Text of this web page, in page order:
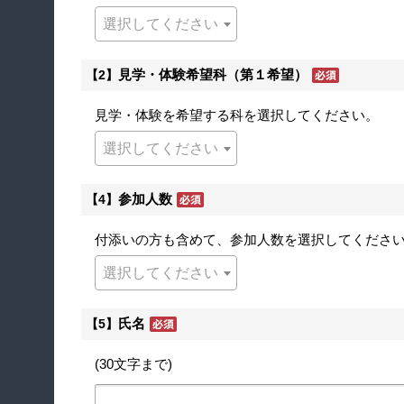
選択してください
【2】 見学・体験希望科（第１希望）
見学・体験を希望する科を選択してください。
選択してください
【4】 参加人数
付添いの方も含めて、参加人数を選択してくださ
選択してください
【5】 氏名
(30文字まで)